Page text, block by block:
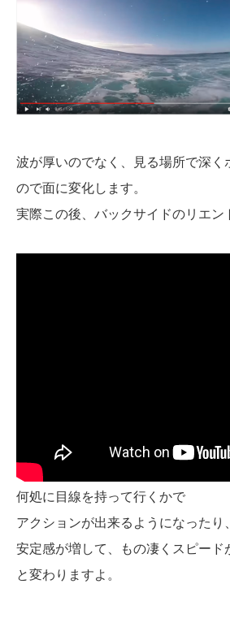
波が厚いのでなく、見る場所で深く
ので面に変化します。
実際この後、バックサイドのリエン
何処に目線を持って行くかで
アクションが出来るようになったり、
安定感が増して、もの凄くスピード
と変わりますよ。